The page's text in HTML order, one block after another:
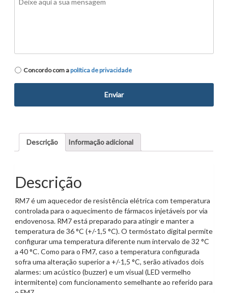
Política
Concordo com apolítica de privacidade
Descrição Informação adicional
Descrição
RM7 é um aquecedor de resistência elétrica com temperatura
controlada para o aquecimento de fármacos injetáveis por via
endovenosa. RM7 está preparado para atingir e manter a
temperatura de 36 °C (+/-1,5 °C). O termóstato digital permite
configurar uma temperatura diferente num intervalo de 32 °C
a 40 °C. Como para o FM7, caso a temperatura configurada
sofra uma alteração superior a +/-1,5 °C, serão ativados dois
alarmes: um acústico (buzzer) e um visual (LED vermelho
intermitente) com funcionamento semelhante ao referido para